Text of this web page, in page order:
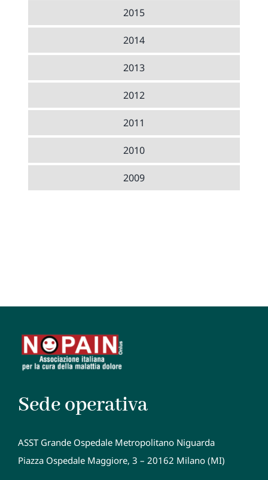
2015
2014
2013
2012
2011
2010
2009
Sede operativa
ASST Grande Ospedale Metropolitano Niguarda
Piazza Ospedale Maggiore, 3 – 20162 Milano (MI)